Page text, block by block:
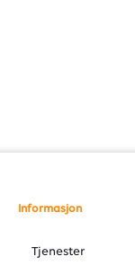
Informasjon
Tjenester